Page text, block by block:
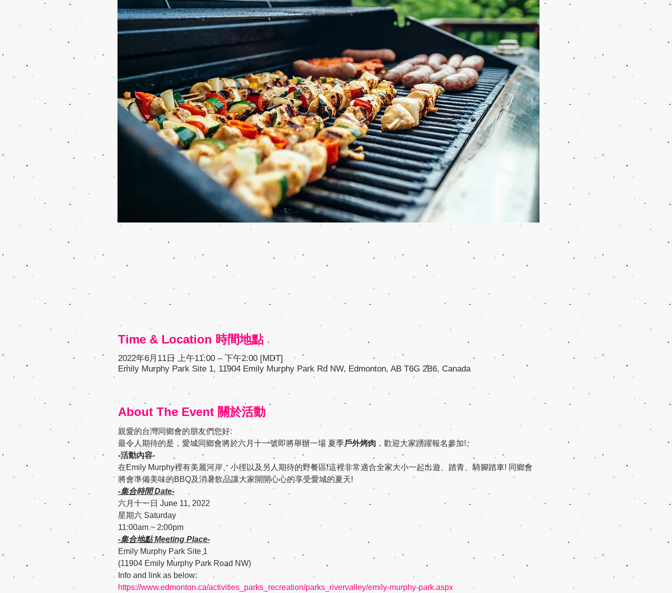
Time & Location 時間地點
2022年6月11日 上午11:00 – 下午2:00 [MDT]
Emily Murphy Park Site 1, 11904 Emily Murphy Park Rd NW, Edmonton, AB T6G 2B6, Canada
About The Event 關於活動
親愛的台灣同鄉會的朋友們您好:
最令人期待的是，愛城同鄉會將於六月十一號即將舉辦一場 夏季戶外烤肉 ，歡迎大家踴躍報名參加!。
-活動內容-
在Emily Murphy裡有美麗河岸、小徑以及另人期待的野餐區!這裡非常適合全家大小一起出遊、踏青、騎腳踏車! 同鄉會
將會準備美味的BBQ及消暑飲品讓大家開開心心的享受愛城的夏天!
-集合時間 Date-
六月十一日 June 11, 2022
星期六 Saturday
11:00am ~ 2:00pm
-集合地點 Meeting Place-
Emily Murphy Park Site 1
(11904 Emily Murphy Park Road NW)
Info and link as below:
https://www.edmonton.ca/activities_parks_recreation/parks_rivervalley/emily-murphy-park.aspx